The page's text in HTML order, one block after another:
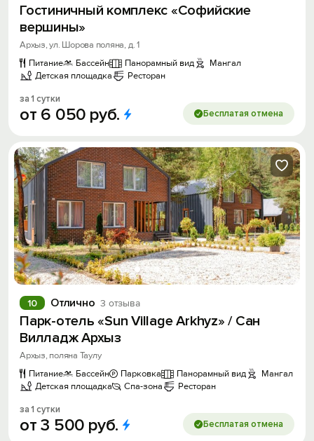
Гостиничный комплекс «Софийские
вершины»
Архыз, ул. Шорова поляна, д. 1
Питание
Бассейн Панорамный вид
Мангал
Детская площадка
Ресторан
за 1 сутки
от 6 050 руб. Бесплатая отмена
Отлично 3 отзыва
10
Парк-отель «Sun Village Arkhyz» / Сан
Вилладж Архыз
Архыз, поляна Таулу
Питание
Бассейн Парковка Панорамный вид
Мангал
Детская площадка
Спа-зона Ресторан
за 1 сутки
от3 500 руб. Бесплатая отмена